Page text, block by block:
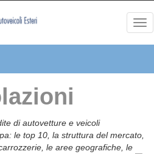
di autovetture e veicoli
le top 10, la struttura del mercato,
le aree geografiche, le